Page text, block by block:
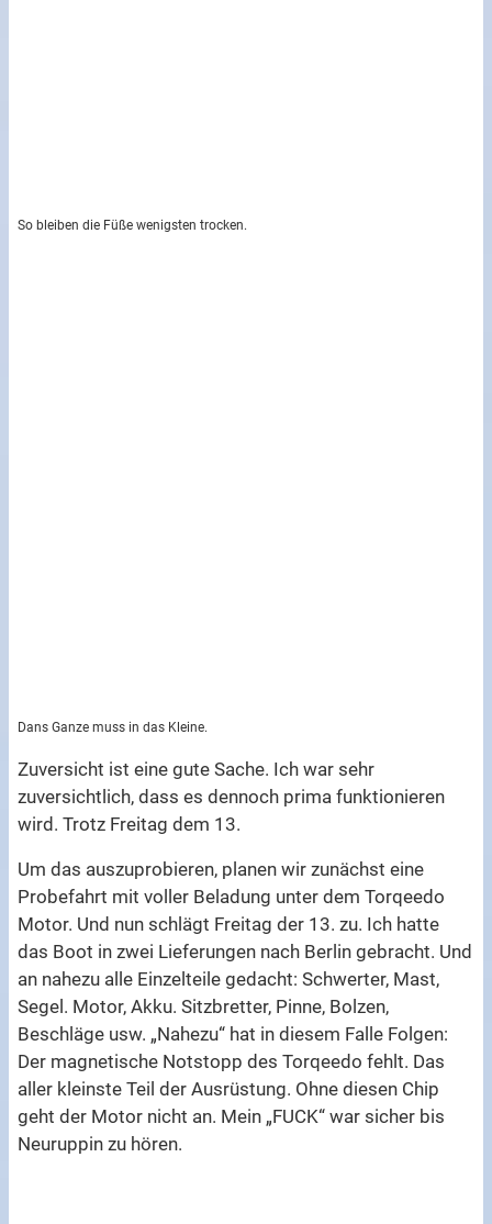
So bleiben die Füße wenigsten trocken.
Dans Ganze muss in das Kleine.
Zuversicht ist eine gute Sache. Ich war sehr
zuversichtlich, dass es dennoch prima funktionieren
wird. Trotz Freitag dem 13.
Um das auszuprobieren, planen wir zunächst eine
Probefahrt mit voller Beladung unter dem Torqeedo
Motor. Und nun schlägt Freitag der 13. zu. Ich hatte
das Boot in zwei Lieferungen nach Berlin gebracht. Und
an nahezu alle Einzelteile gedacht: Schwerter, Mast,
Segel. Motor, Akku. Sitzbretter, Pinne, Bolzen,
Beschläge usw. „Nahezu“ hat in diesem Falle Folgen:
Der magnetische Notstopp des Torqeedo fehlt. Das
aller kleinste Teil der Ausrüstung. Ohne diesen Chip
geht der Motor nicht an. Mein „FUCK“ war sicher bis
Neuruppin zu hören.